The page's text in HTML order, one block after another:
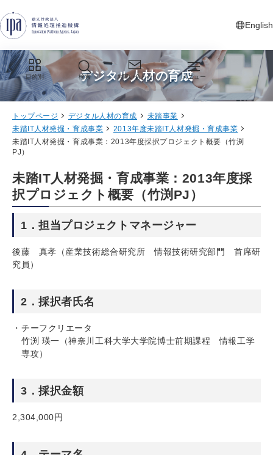
English
新しいタ
目的別 検索 お問い合わせ メニュー
デジタル人材の育成
トップページ デジタル人材の育成
未踏事業
未踏IT人材発掘・育成事業
2013年度未踏IT人材発掘・育成事業
未踏IT人材発掘・育成事業：2013年度採択プロジェクト概要（竹渕
PJ）
未踏IT人材発掘・育成事業：2013年度採
択プロジェクト概要（竹渕PJ）
1．担当プロジェクトマネージャー
後藤 真孝（産業技術総合研究所 情報技術研究部門 首席研
究員）
2．採択者氏名
チーフクリエータ
竹渕 瑛一（神奈川工科大学大学院博士前期課程 情報工学
専攻）
3．採択金額
2,304,000円